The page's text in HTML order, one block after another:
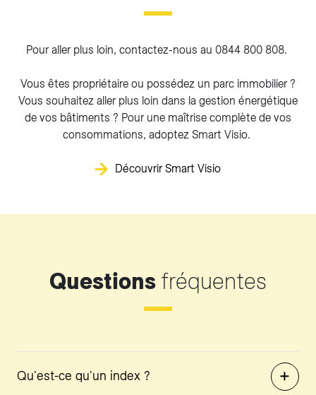
Pour aller plus loin, contactez-nous au 0844 800 808.
Vous êtes propriétaire ou possédez un parc immobilier ?
Vous souhaitez aller plus loin dans la gestion énergétique
de vos bâtiments ? Pour une maîtrise complète de vos
consommations, adoptez Smart Visio.
Découvrir Smart Visio
Questions fréquentes
Qu'est-ce qu'un index ?